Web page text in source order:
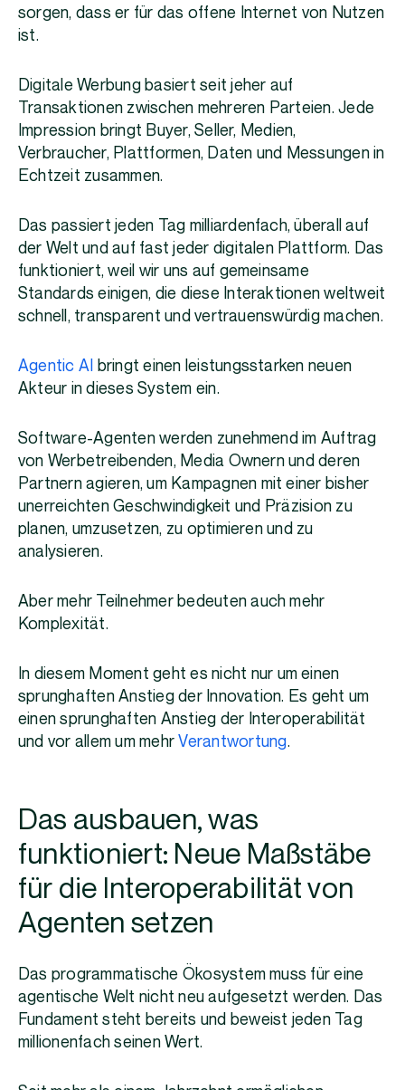
sorgen, dass er für das offene Internet von Nutzen
ist.
Digitale Werbung basiert seit jeher auf
Transaktionen zwischen mehreren Parteien. Jede
Impression bringt Buyer, Seller, Medien,
Verbraucher, Plattformen, Daten und Messungen in
Echtzeit zusammen.
Das passiert jeden Tag milliardenfach, überall auf
der Welt und auf fast jeder digitalen Plattform. Das
funktioniert, weil wir uns auf gemeinsame
Standards einigen, die diese Interaktionen weltweit
schnell, transparent und vertrauenswürdig machen.
Agentic AI
bringt einen leistungsstarken neuen
Akteur in dieses System ein.
Software-Agenten werden zunehmend im Auftrag
von Werbetreibenden, Media Ownern und deren
Partnern agieren, um Kampagnen mit einer bisher
unerreichten Geschwindigkeit und Präzision zu
planen, umzusetzen, zu optimieren und zu
analysieren.
Aber mehr Teilnehmer bedeuten auch mehr
Komplexität.
In diesem Moment geht es nicht nur um einen
sprunghaften Anstieg der Innovation. Es geht um
einen sprunghaften Anstieg der Interoperabilität
und vor allem um mehrVerantwortung.
Das ausbauen, was
funktioniert: Neue Maßstäbe
für die Interoperabilität von
Agenten setzen
Das programmatische Ökosystem muss für eine
agentische Welt nicht neu aufgesetzt werden. Das
Fundament steht bereits und beweist jeden Tag
millionenfach seinen Wert.